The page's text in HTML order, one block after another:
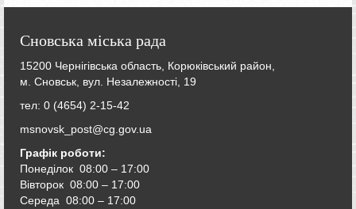
Сновська міська рада
15200 Чернігівська область, Корюківський район,
м. Сновськ, вул. Незалежності, 19
тел: 0 (4654) 2-15-42
msnovsk_post@cg.gov.ua
Графік роботи:
Понеділок 08:00 – 17:00
Вівторок 08:00 – 17:00
Середа 08:00 – 17:00